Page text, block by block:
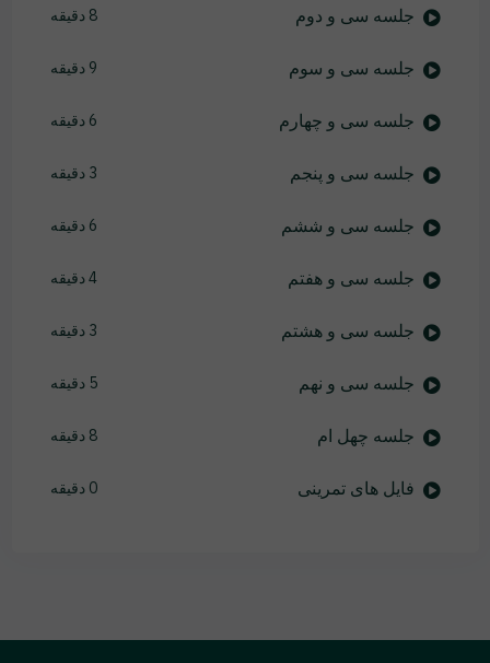
جلسه سی و دوم 8 دقیقه
جلسه سی و سوم 9 دقیقه
جلسه سی و چهارم 6 دقیقه
جلسه سی و پنجم 3 دقیقه
جلسه سی و ششم 6 دقیقه
جلسه سی و هفتم 4 دقیقه
جلسه سی و هشتم 3 دقیقه
جلسه سی و نهم 5 دقیقه
جلسه چهل ام 8 دقیقه
فایل های تمرینی 0 دقیقه